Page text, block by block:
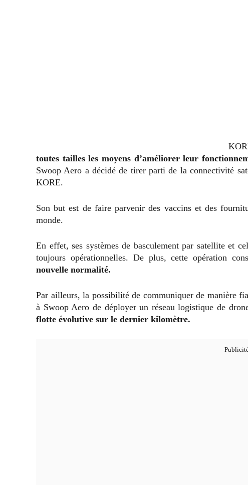
toutes tailles les moyens d’améliorer leur
Swoop Aero a décidé de tirer parti de la connectivité
KORE.
Son but est de faire parvenir des vaccins et des
monde.
En effet, ses systèmes de basculement par satellite et
toujours opérationnelles. De plus, cette opération
nouvelle normalité.
Par ailleurs, la possibilité de communiquer de manière
à Swoop Aero de déployer un réseau logistique de
flotte évolutive sur le dernier kilomètre.